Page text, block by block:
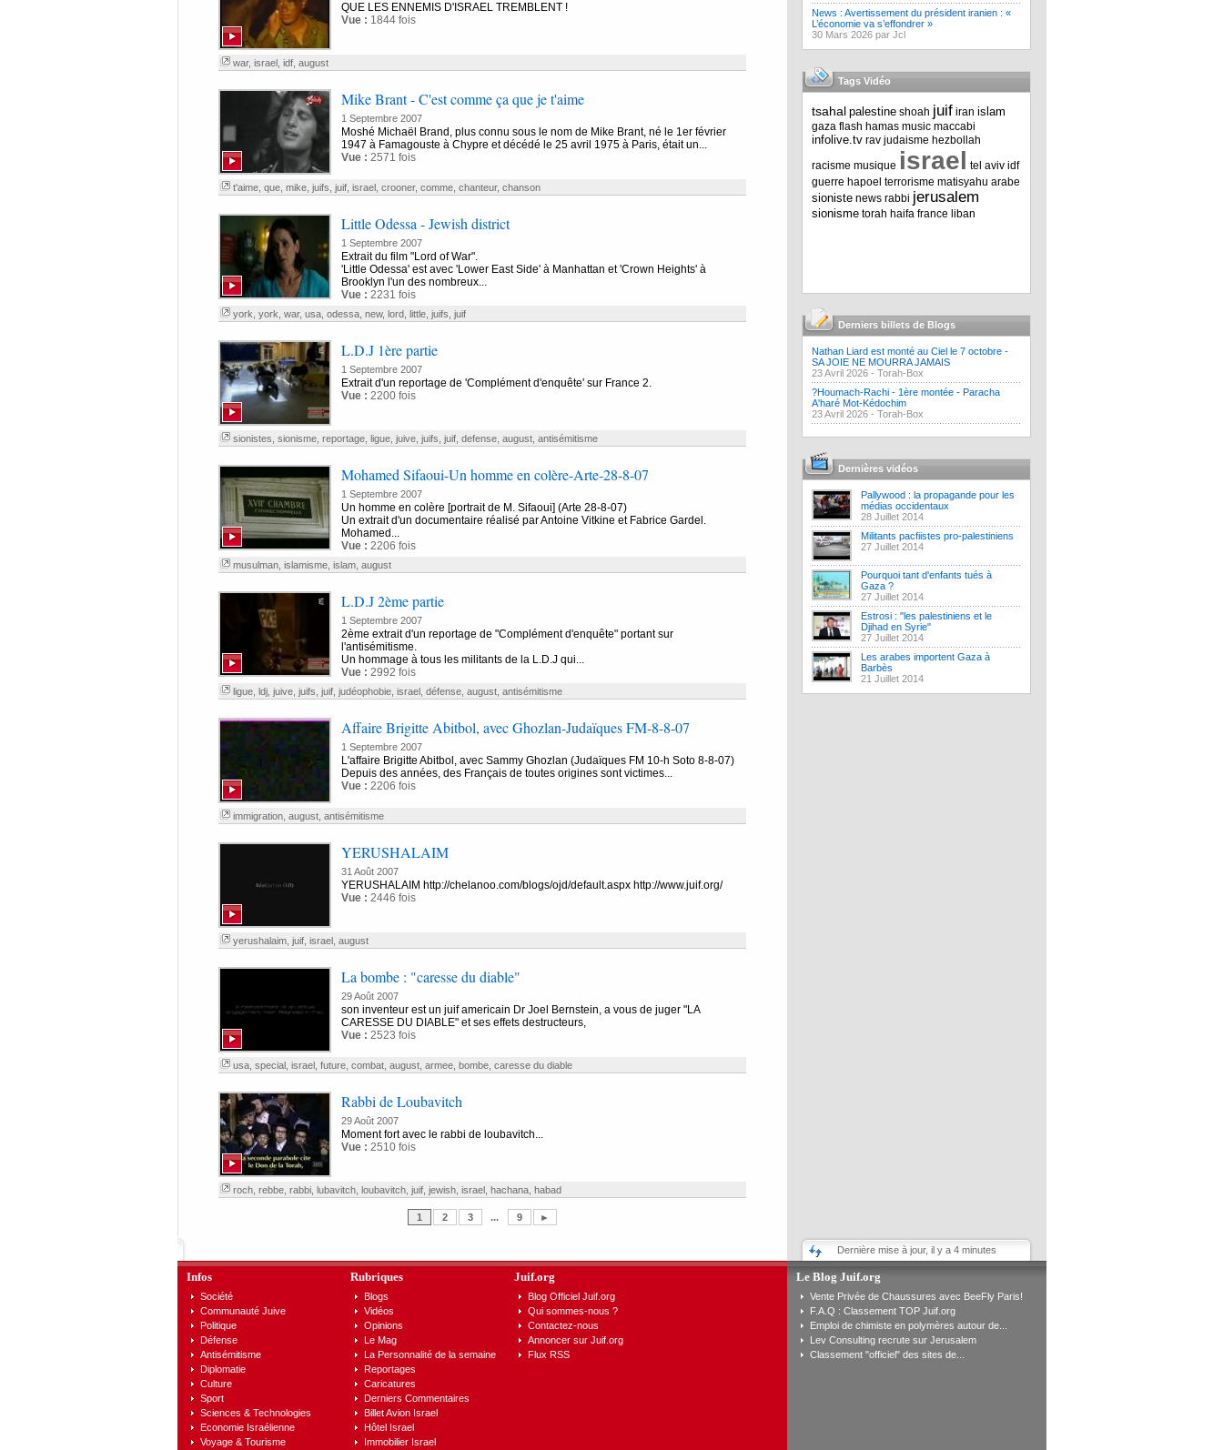
QUE LES ENNEMIS D'ISRAEL TREMBLENT !
Vue : 1844 fois
war, israel, idf, august
Mike Brant - C'est comme ça que je t'aime
1 Septembre 2007
Moshé Michaël Brand, plus connu sous le nom de Mike Brant, né le 1er février
1947 à Famagouste à Chypre et décédé le 25 avril 1975 à Paris, était un...
Vue : 2571 fois
t'aime, que, mike, juifs juif, israel, crooner, comme, chanteur, chanson
Little Odessa - Jewish district
1 Septembre 2007
Extrait du film "Lord of War".
'Little Odessa' est avec 'Lower East Side' à Manhattan et 'Crown Heights' à
Brooklyn l'un des nombreux...
Vue : 2231 fois
york york war, usa, odessa, new, lord, little, juifs juif
L.D.J 1ère partie
1 Septembre 2007
Extrait d'un reportage de 'Complément d'enquête' sur France 2.
Vue : 2200 fois
sionistes sionisme, reportage, ligue, juive, juifs juif, defense, august, antisémitisme
Mohamed Sifaoui-Un homme en colère-Arte-28-8-07
1 Septembre 2007
Un homme en colère [portrait de M. Sifaoui] (Arte 28-8-07)
Un extrait d'un documentaire réalisé par Antoine Vitkine et Fabrice Gardel.
Mohamed...
Vue : 2206 fois
musulman, islamisme, islam, august
L.D.J 2ème partie
1 Septembre 2007
2ème extrait d'un reportage de "Complément d'enquête" portant sur
l'antisémitisme.
Un hommage à tous les militants de la L.D.J qui...
Vue : 2992 fois
ligue, ldj, juive, juifs juif, judéophobie, israel, défense, august, antisémitisme
Affaire Brigitte Abitbol, avec Ghozlan-Judaïques FM-8-8-07
1 Septembre 2007
L'affaire Brigitte Abitbol, avec Sammy Ghozlan (Judaïques FM 10-h Soto 8-8-07)
Depuis des années, des Français de toutes origines sont victimes...
Vue : 2206 fois
immigration, august, antisémitisme
YERUSHALAIM
31 Août 2007
YERUSHALAIM http://chelanoo.com/blogs/ojd/default.aspx http://www.juif.org/
Vue : 2446 fois
yerushalaim, juif, israel, august
La bombe : "caresse du diable"
29 Août 2007
son inventeur est un juif americain Dr Joel Bernstein, a vous de juger "LA
CARESSE DU DIABLE" et ses effets destructeurs,
Vue : 2523 fois
usa, special, israel, future, combat, august, armee, bombe, caresse du diable
Rabbi de Loubavitch
29 Août 2007
Moment fort avec le rabbi de loubavitch...
Vue : 2510 fois
roch, rebbe, rabbi, lubavitch, loubavitch, juif, jewish, israel, hachana, habad
1 2 3 ... 9 ►
News : Avertissement du président iranien : «
L’économie va s’effondrer »
30 Mars 2026 par Jcl
Tags Vidéo
tsahal palestine shoah juif iran islam
gaza flash hamas music maccabi
infolive.tv rav judaisme hezbollah
racisme musique israel tel aviv idf
guerre hapoel terrorisme matisyahu arabe
sioniste news rabbi jerusalem
sionisme torah haifa france liban
Derniers billets de Blogs
Nathan Liard est monté au Ciel le 7 octobre -
SA JOIE NE MOURRA JAMAIS
23 Avril 2026 - Torah-Box
?Houmach-Rachi - 1ère montée - Paracha
A'haré Mot-Kédochim
23 Avril 2026 - Torah-Box
Dernières vidéos
Pallywood : la propagande pour les
médias occidentaux
28 Juillet 2014
Militants pacfiistes pro-palestiniens
27 Juillet 2014
Pourquoi tant d'enfants tués à
Gaza ?
27 Juillet 2014
Estrosi : "les palestiniens et le
Djihad en Syrie"
27 Juillet 2014
Les arabes importent Gaza à
Barbès
21 Juillet 2014
Dernière mise à jour, il y a 4 minutes
Infos
Société
Communauté Juive
Politique
Défense
Antisémitisme
Diplomatie
Culture
Sport
Sciences & Technologies
Economie Israélienne
Voyage & Tourisme
Rubriques
Blogs
Vidéos
Opinions
Le Mag
La Personnalité de la semaine
Reportages
Caricatures
Derniers Commentaires
Billet Avion Israel
Hôtel Israel
Immobilier Israel
Juif.org
Blog Officiel Juif.org
Qui sommes-nous ?
Contactez-nous
Annoncer sur Juif.org
Flux RSS
Le Blog Juif.org
Vente Privée de Chaussures avec BeeFly Paris!
F.A.Q : Classement TOP Juif.org
Emploi de chimiste en polymères autour de...
Lev Consulting recrute sur Jerusalem
Classement "officiel" des sites de...